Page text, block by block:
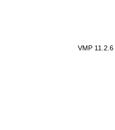
VMP 11.2.6